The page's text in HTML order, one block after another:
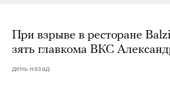
При взрыве в ресторане
зять главкома ВКС
день назад